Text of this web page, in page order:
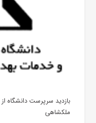
بازدید سرپرست دانشگاه
ملکشاهی